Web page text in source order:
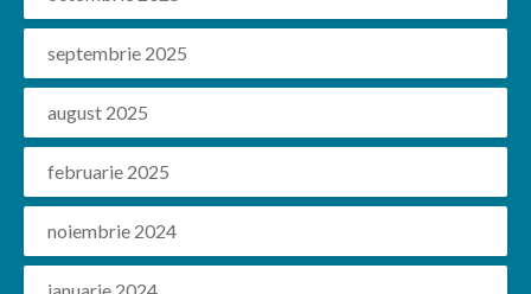
septembrie 2025
august 2025
februarie 2025
noiembrie 2024